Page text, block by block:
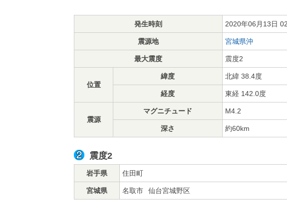
発生時刻 2020年06月13日
震源地 宮城県沖
最大震度 震度2
位置
緯度 北緯 38.4度
経度 東経 142.0度
震源
マグニチュード M4.2
深さ 約60km
震度2
岩手県 住田町
宮城県 名取市 仙台宮城野区